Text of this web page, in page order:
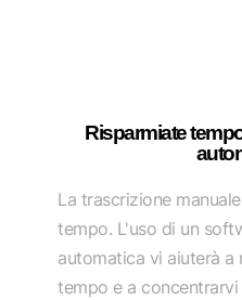
Risparmiate
La trascrizione
tempo. L'uso di un
automatica vi aiuterà a
tempo e a